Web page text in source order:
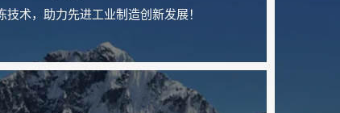
技术，助力先进工业制造创新发展！